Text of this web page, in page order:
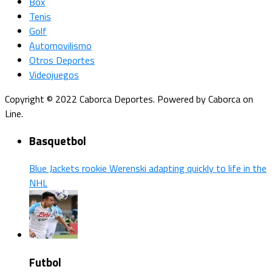
Tenis
Golf
Automovilismo
Otros Deportes
Videojuegos
Copyright © 2022 Caborca Deportes. Powered by Caborca on
Line.
Basquetbol
Blue Jackets rookie Werenski adapting quickly to life in the
NHL
Futbol